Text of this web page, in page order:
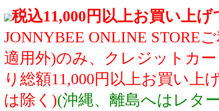
税込11,000円以上お買い上
JONNYBEE ONLINE STORE
適用外)のみ、クレジットカ
り総額11,000円以上お買い上
は除く)(沖縄、離島へはレタ